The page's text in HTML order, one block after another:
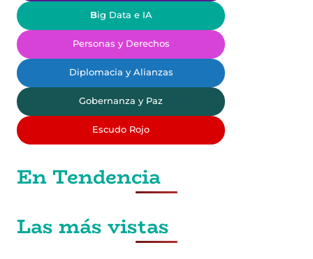
Big Data e IA
Personas y Derechos
Diplomacia y Alianzas
Gobernanza y Paz
Escudo Rojo
En Tendencia
Las más vistas